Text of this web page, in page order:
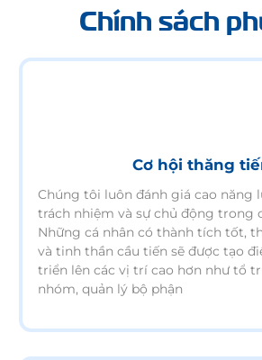
Chính sách
Cơ hội thăng
Chúng tôi luôn đánh giá cao năng
trách nhiệm và sự chủ động trong
Những cá nhân có thành tích tốt,
và tinh thần cầu tiến sẽ được tạo
triển lên các vị trí cao hơn như tổ
nhóm, quản lý bộ phận